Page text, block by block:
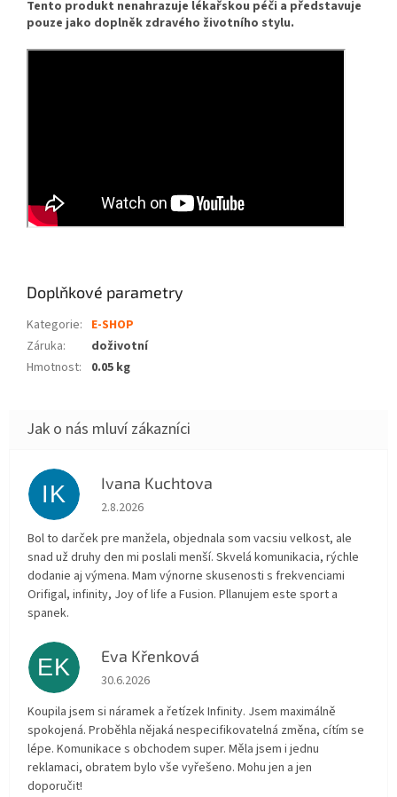
Tento produkt nenahrazuje lékařskou péči a představuje
pouze jako doplněk zdravého životního stylu.
Doplňkové parametry
Kategorie: E-SHOP
Záruka:
doživotní
Hmotnost: 0.05 kg
IK Ivana Kuchtova
Hodnocení obchodu je 5 z 5 hvězdiček.
2.8.2026
Bol to darček pre manžela, objednala som vacsiu velkost, ale
snad už druhy den mi poslali menší. Skvelá komunikacia, rýchle
dodanie aj výmena. Mam výnorne skusenosti s frekvenciami
Orifigal, infinity, Joy of life a Fusion. Pllanujem este sport a
spanek.
EK Eva Křenková
Hodnocení obchodu je 5 z 5 hvězdiček.
30.6.2026
Koupila jsem si náramek a řetízek Infinity. Jsem maximálně
spokojená. Proběhla nějaká nespecifikovatelná změna, cítím se
lépe. Komunikace s obchodem super. Měla jsem i jednu
reklamaci, obratem bylo vše vyřešeno. Mohu jen a jen
doporučit!